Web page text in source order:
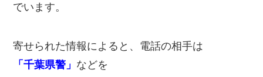
でいます。
寄せられた情報によると、電話の相手は
「千葉県警」 などを